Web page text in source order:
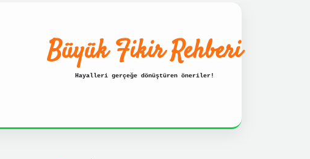
Büyük Fikir Rehberi
Hayalleri gerçeğe dönüştüren öneriler!